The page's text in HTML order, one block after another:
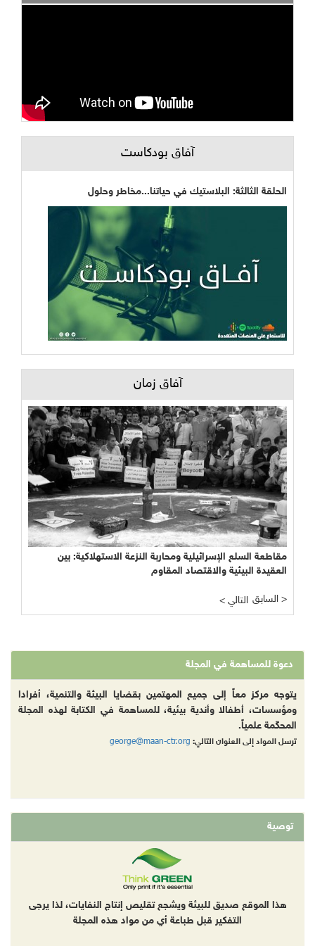
آفاق بودكاست
الحلقة الثالثة: البلاستيك في حياتنا...مخاطر وحلول
آفاق زمان
مقاطعة السلع الإسرائيلية ومحاربة النزعة الاستهلاكية: بين
العقيدة البيئية والاقتصاد المقاوم
< التالي السابق >
دعوة للمساهمة في المجلة
يتوجه مركز معاً إلى جميع المهتمين بقضايا البيئة والتنمية، أفرادا
ومؤسسات، أطفالا وأندية بيئية، للمساهمة في الكتابة لهذه المجلة
المحكّمة علمياً.
ترسل المواد إلى العنوان التالي: george@maan-ctr.org
توصية
هذا الموقع صديق للبيئة ويشجع تقليص إنتاج النفايات، لذا يرجى
التفكير قبل طباعة أي من مواد هذه المجلة